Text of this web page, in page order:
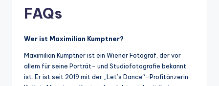
FAQs
Wer ist Maximilian Kumptner?
Maximilian Kumptner ist ein Wiener Fotograf, der vor
allem für seine Porträt- und Studiofotografie bekannt
ist. Er ist seit 2019 mit der „Let’s Dance“-Profitänzerin